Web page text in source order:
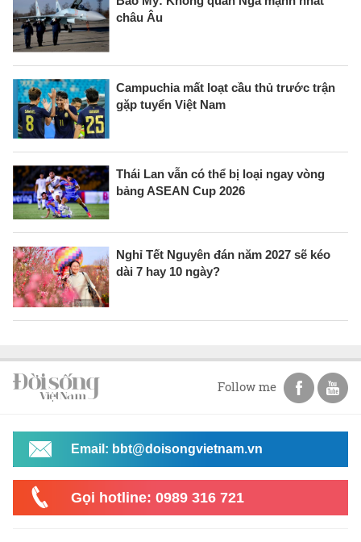
châu Âu
Campuchia mất loạt cầu thủ trước trận
gặp tuyển Việt Nam
Thái Lan vẫn có thể bị loại ngay vòng
bảng ASEAN Cup 2026
Nghỉ Tết Nguyên đán năm 2027 sẽ kéo
dài 7 hay 10 ngày?
Follow me
Email: bbt@doisongvietnam.vn
Gọi hotline: 0989 316 721